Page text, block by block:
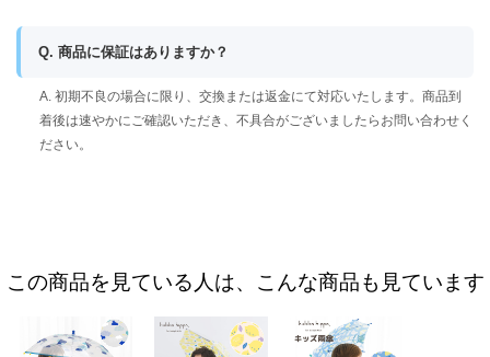
Q. 商品に保証はありますか？
A. 初期不良の場合に限り、交換または返金にて対応いたします。商品到
着後は速やかにご確認いただき、不具合がございましたらお問い合わせく
ださい。
この商品を見ている人は、こんな商品も見ています